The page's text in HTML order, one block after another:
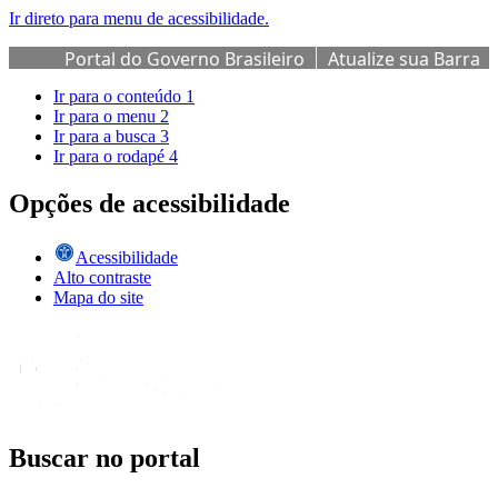
Ir direto para menu de acessibilidade.
Portal do Governo Brasileiro
Atualize sua Barra
de Governo
Ir para o conteúdo 1
Ir para o menu 2
Ir para a busca 3
Ir para o rodapé 4
Opções de acessibilidade
Acessibilidade
Alto contraste
Mapa do site
Buscar no portal